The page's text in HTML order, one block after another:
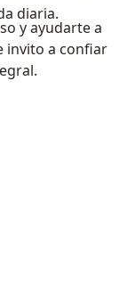
diaria.
y ayudarte a
invito a confiar